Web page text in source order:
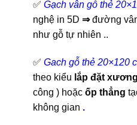
✅ Gạch vân gỗ thẻ
nghệ in 5D ⇒đường
như gỗ tự nhiên ..
✅ Gach gỗ thẻ 20×120
theo kiểu lắp đặt
công ) hoặc ốp thẳng
không gian .